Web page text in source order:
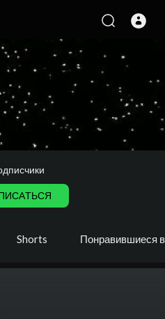
Shorts Понравившиеся